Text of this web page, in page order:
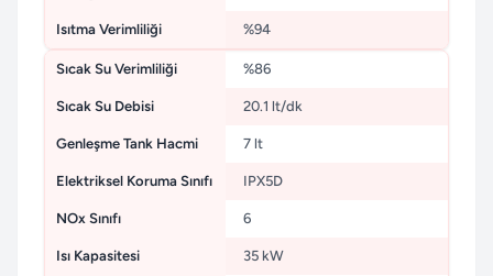
Isıtma Verimliliği %94
Sıcak Su Verimliliği %86
Sıcak Su Debisi 20.1 lt/dk
Genleşme Tank Hacmi 7 lt
Elektriksel Koruma Sınıfı IPX5D
NOx Sınıfı 6
Isı Kapasitesi 35 kW